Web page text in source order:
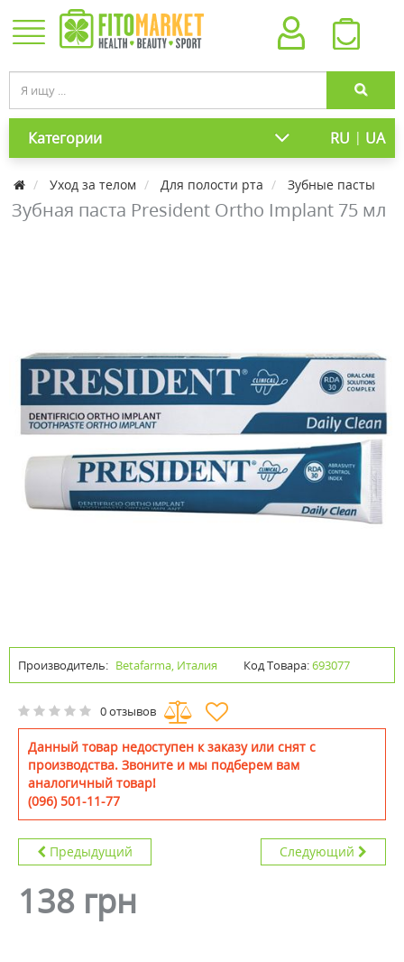
Категории RU | UA
Уход за телом Для полости рта Зубные пасты
Зубная паста President Ortho Implant 75 мл
Производитель: Betafarma, Италия Код Товара:693077
0 отзывов
Данный товар недоступен к заказу или снят с
производства. Звоните и мы подберем вам
аналогичный товар!
(096) 501-11-77
Предыдущий Следующий
138 грн